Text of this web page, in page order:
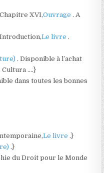
XVI,Ouvrage. A
Introduction,Le livre.
. Disponible à l’achat
Cultura ….}
dans toutes les bonnes
Le livre.}
.}
du Droit pour le Monde